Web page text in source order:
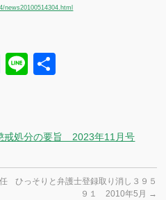
news20100514304.html
Hatena
Line
戒処分の要旨 2023年11月号
ひっそりと弁護士登録取り消し３９５
９１ 2010年5月 →